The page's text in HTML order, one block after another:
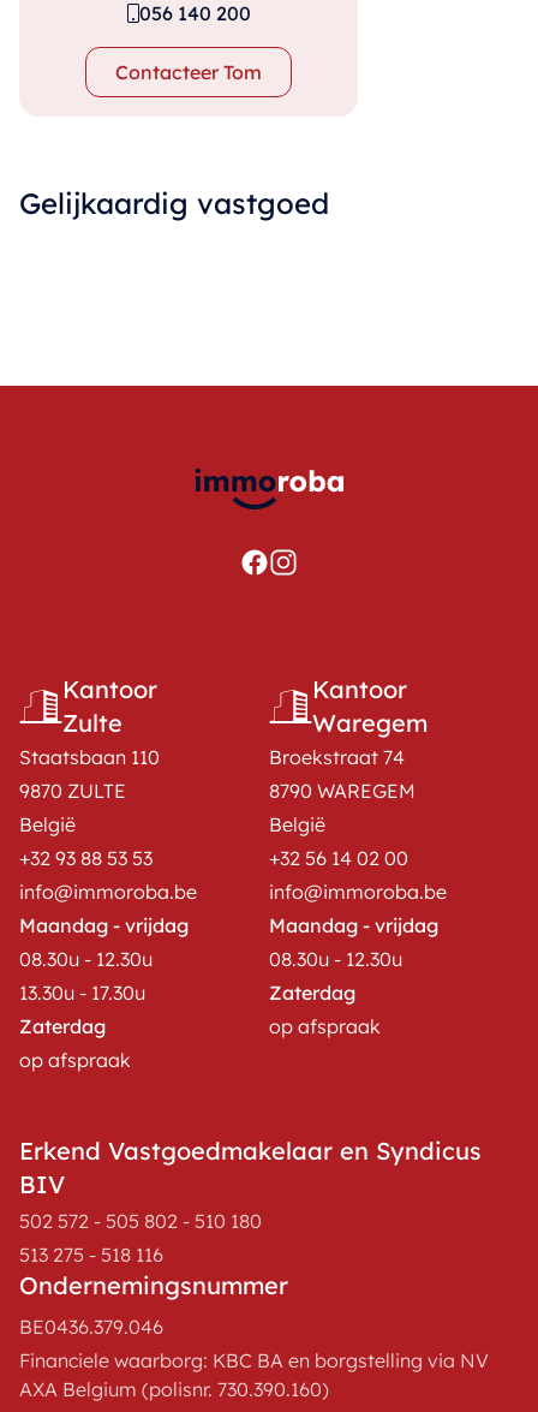
056 140 200
Contacteer Tom
Gelijkaardig vastgoed
Kantoor
Zulte
Staatsbaan 110
9870 ZULTE
België
+32 93 88 53 53
info@immoroba.be
Maandag - vrijdag
08.30u - 12.30u
13.30u - 17.30u
Zaterdag
op afspraak
Kantoor
Waregem
Broekstraat 74
8790 WAREGEM
België
+32 56 14 02 00
info@immoroba.be
Maandag - vrijdag
08.30u - 12.30u
Zaterdag
op afspraak
Erkend Vastgoedmakelaar en Syndicus
BIV
502 572 - 505 802 - 510 180
513 275 - 518 116
Ondernemingsnummer
BE0436.379.046
Financiele waarborg: KBC BA en borgstelling via NV
AXA Belgium (polisnr. 730.390.160)